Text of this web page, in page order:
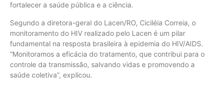
fortalecer a saúde pública e a ciência.
Segundo a diretora-geral do Lacen/RO, Ciciléia Correia, o
monitoramento do HIV realizado pelo Lacen é um pilar
fundamental na resposta brasileira à epidemia do HIV/AIDS.
“Monitoramos a eficácia do tratamento, que contribui para o
controle da transmissão, salvando vidas e promovendo a
saúde coletiva”, explicou.